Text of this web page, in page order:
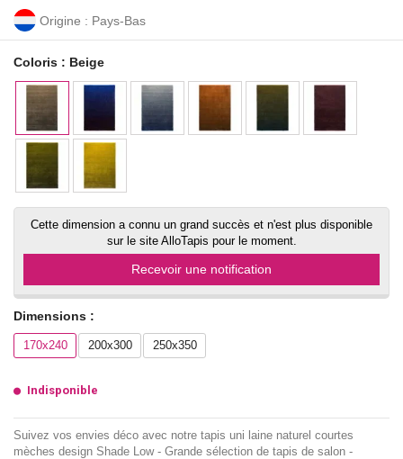
Origine : Pays-Bas
Coloris : Beige
Cette dimension a connu un grand succès et n'est plus disponible
sur le site AlloTapis pour le moment.
Recevoir une notification
Dimensions :
170x240 200x300 250x350
Indisponible
Suivez vos envies déco avec notre tapis uni laine naturel courtes
mèches design Shade Low - Grande sélection de tapis de salon -